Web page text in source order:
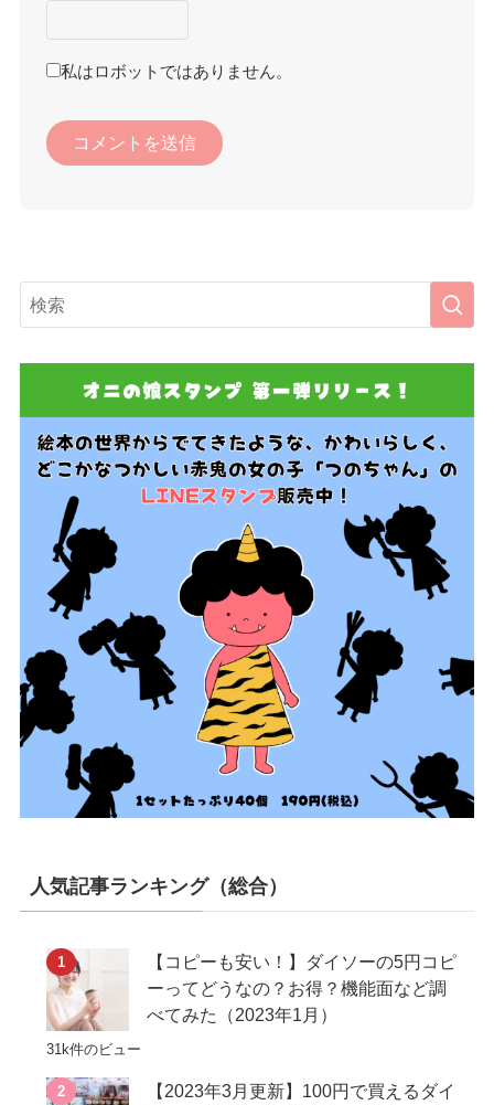
私はロボットではありません。
人気記事ランキング（総合）
【コピーも安い！】ダイソーの5円コピ
ーってどうなの？お得？機能面など調
べてみた（2023年1月）
31k件のビュー
【2023年3月更新】100円で買えるダイ